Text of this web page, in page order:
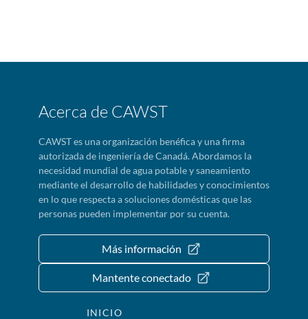
Acerca de CAWST
CAWST es una organización benéfica y una firma
autorizada de ingeniería de Canadá. Abordamos la
necesidad mundial de agua potable y saneamiento
mediante el desarrollo de habilidades y conocimientos
en lo que respecta a soluciones domésticas que las
personas pueden implementar por su cuenta.
Más información
Mantente conectado
INICIO